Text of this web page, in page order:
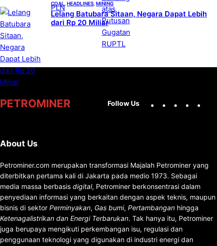
COAL HEADLINES MINING
Lelang Batubara Sitaan, Negara Dapat Lebih
dari Rp 20 Miliar
PETROMINER Follow Us
About Us
Petrominer.com merupakan transformasi Majalah Petrominer yang
diterbitkan pertama kali di Jakarta pada medio 1973. Sebagai
media massa berbasis digital, Petrominer berkonsentrasi dalam
penyediaan informasi yang berkaitan dengan aspek teknis, maupun
bisnis di sektor Perminyakan, Gas bumi, Pertambangan hingga
Ketenagalistrikan dan Energi Terbarukan. Tak hanya itu, Petrominer
juga berupaya mengikuti perkembangan isu, regulasi dan
penggunaan teknologi yang digunakan di industri energi dan